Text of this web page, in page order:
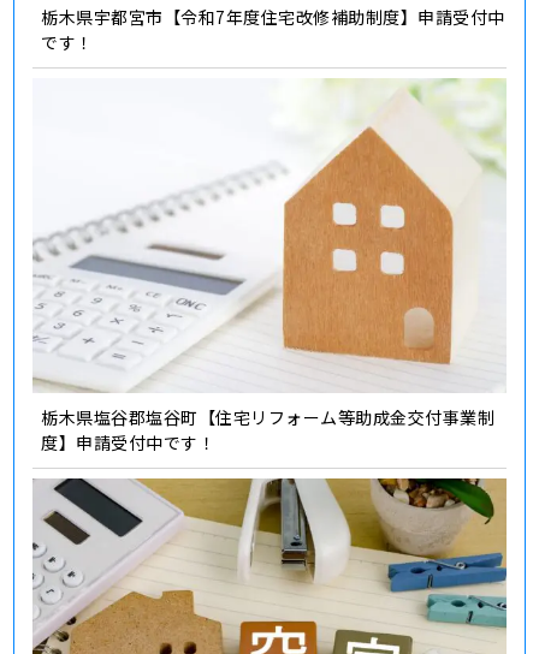
栃木県宇都宮市【令和7年度住宅改修補助制度】申請受付中
です！
栃木県塩谷郡塩谷町【住宅リフォーム等助成金交付事業制
度】申請受付中です！